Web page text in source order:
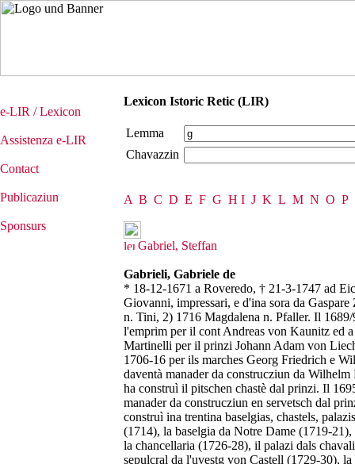
e-LIR / Lexicon
Assistenza e-LIR
Contact
Publicaziun
Sponsurs
Lexicon Istoric Retic (LIR)
Lemma
Chavazzin
A B C D E F G H I J K L M N O P
Gabriel, Steffan
Gabrieli, Gabriele de
* 18-12-1671 a Roveredo, † 21-3-1747 ad
Giovanni, impressari, e d'ina sora da
n. Tini, 2) 1716 Magdalena n. Pfaller. Il
l'emprim per il cont Andreas von Kaunitz ed
Martinelli per il prinzi Johann Adam von
1706-16 per ils marches Georg Friedrich e
daventà manader da construcziun da
ha construì il pitschen chastè dal prinzi. Il
manader da construcziun en servetsch dal
construì ina trentina baselgias, chastels,
(1714), la baselgia da Notre Dame (1719-
la chancellaria (1726-28), il palazi dals
sepulcral da l'uvestg von Castell (1729-30),